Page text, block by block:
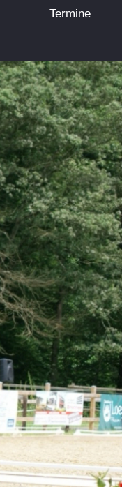
Termine